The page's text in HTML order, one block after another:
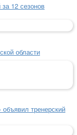
12 сезонов
области
тренерский